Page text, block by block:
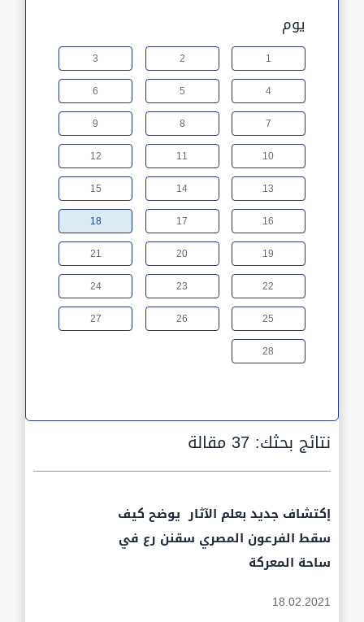
يوم
1
2
3
4
5
6
7
8
9
10
11
12
13
14
15
16
17
18
19
20
21
22
23
24
25
26
27
28
نتائج بحثك:37 مقالة
إكتشاف جديد بعلم الآثار يوضح كيف
سقط الفرعون المصري سقنن رع في
ساحة المعركة
18.02.2021